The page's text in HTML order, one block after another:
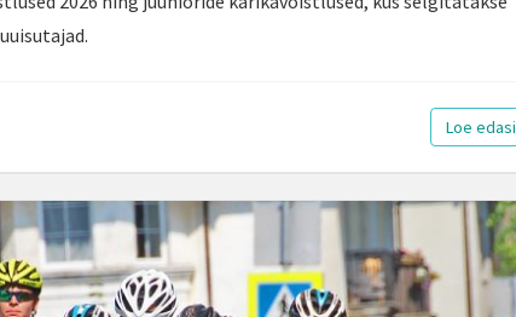
Loe edasi